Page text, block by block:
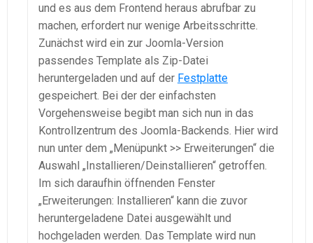
und es aus dem Frontend heraus abrufbar zu
machen, erfordert nur wenige Arbeitsschritte.
Zunächst wird ein zur Joomla-Version
passendes Template als Zip-Datei
heruntergeladen und auf der Festplatte
gespeichert. Bei der der einfachsten
Vorgehensweise begibt man sich nun in das
Kontrollzentrum des Joomla-Backends. Hier wird
nun unter dem „Menüpunkt >> Erweiterungen“ die
Auswahl „Installieren/Deinstallieren“ getroffen.
Im sich daraufhin öffnenden Fenster
„Erweiterungen: Installieren“ kann die zuvor
heruntergeladene Datei ausgewählt und
hochgeladen werden. Das Template wird nun